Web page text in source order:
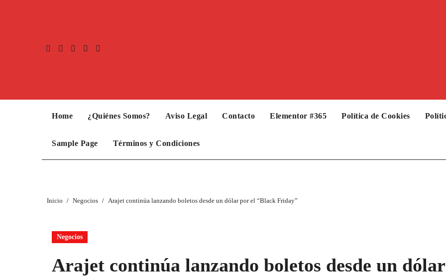
Home ¿Quiénes Somos? Aviso Legal Contacto Elementor #365 Política de Cookies
Sample Page Términos y Condiciones
Inicio Negocios Arajet continúa lanzando boletos desde un dólar por el “Black Friday”
Negocios
Arajet continúa lanzando boletos desde un dólar